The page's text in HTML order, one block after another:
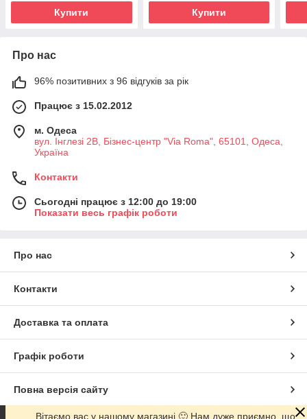
Купити Купити
Про нас
96% позитивних з 96 відгуків за рік
Працює з 15.02.2012
м. Одеса
вул. Інглезі 2В, Бізнес-центр "Via Roma", 65101, Одеса,
Україна
Контакти
Сьогодні працює з 12:00 до 19:00
Показати весь графік роботи
Про нас
Контакти
Доставка та оплата
Графік роботи
Повна версія сайту
Вітаємо вас у нашому магазині 🙂 Нам дуже приємно, що